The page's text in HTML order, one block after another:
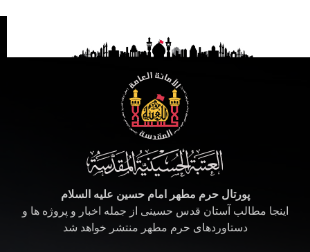
پورتال حرم مطهر امام حسین علیه السلام
اینجا مطالب آستان قدس حسینی از جمله اخبار و پروژه ها و
دستاوردهای حرم مطهر منتشر خواهد شد